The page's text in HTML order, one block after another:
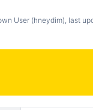
User (hneydim), last